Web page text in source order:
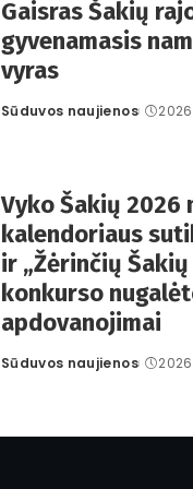
Gaisras Šakių
gyvenamasis
vyras
Posted
Sūduvos naujienos
Vyko Šakių 2026
kalendoriaus
ir „Žėrinčių Šakių
konkurso
apdovanojimai
Posted
Sūduvos naujienos